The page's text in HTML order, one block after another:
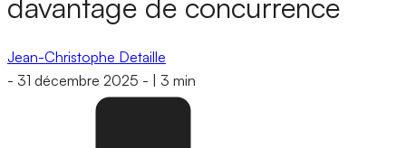
davantage de concurrence
Jean-Christophe Detaille
- 31 décembre 2025 - 3 min